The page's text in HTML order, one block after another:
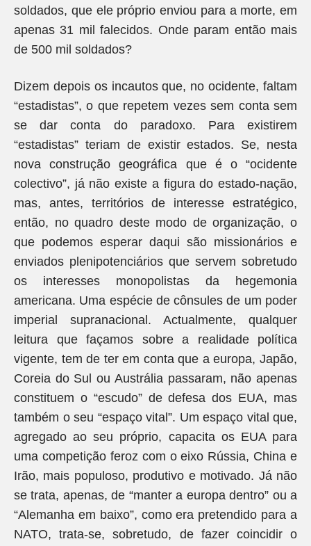
soldados, que ele próprio enviou para a morte, em
apenas 31 mil falecidos. Onde param então mais
de 500 mil soldados?
Dizem depois os incautos que, no ocidente, faltam
“estadistas”, o que repetem vezes sem conta sem
se dar conta do paradoxo. Para existirem
“estadistas” teriam de existir estados. Se, nesta
nova construção geográfica que é o “ocidente
colectivo”, já não existe a figura do estado-nação,
mas, antes, territórios de interesse estratégico,
então, no quadro deste modo de organização, o
que podemos esperar daqui são missionários e
enviados plenipotenciários que servem sobretudo
os interesses monopolistas da hegemonia
americana. Uma espécie de cônsules de um poder
imperial supranacional. Actualmente, qualquer
leitura que façamos sobre a realidade política
vigente, tem de ter em conta que a europa, Japão,
Coreia do Sul ou Austrália passaram, não apenas
constituem o “escudo” de defesa dos EUA, mas
também o seu “espaço vital”. Um espaço vital que,
agregado ao seu próprio, capacita os EUA para
uma competição feroz com o eixo Rússia, China e
Irão, mais populoso, produtivo e motivado. Já não
se trata, apenas, de “manter a europa dentro” ou a
“Alemanha em baixo”, como era pretendido para a
NATO, trata-se, sobretudo, de fazer coincidir o